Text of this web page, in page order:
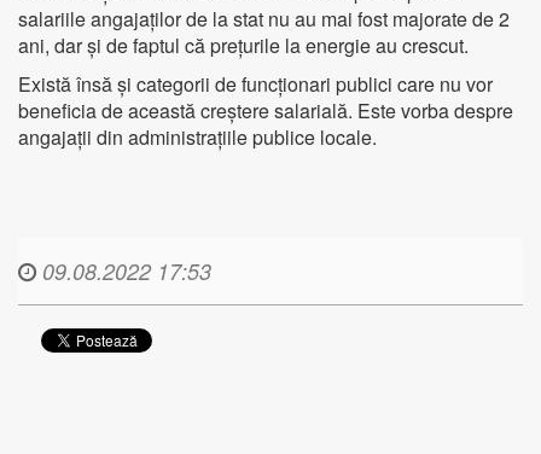
salariile angajaților de la stat nu au mai fost majorate de 2
ani, dar și de faptul că prețurile la energie au crescut.
Există însă și categorii de funcționari publici care nu vor
beneficia de această creștere salarială. Este vorba despre
angajații din administrațiile publice locale.
09.08.2022 17:53